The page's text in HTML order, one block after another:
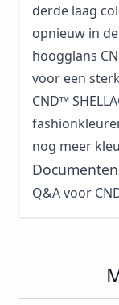
derde laag
opnieuw in
hoogglans
voor een
CND™
nog meer
Documenten
Q&A voor